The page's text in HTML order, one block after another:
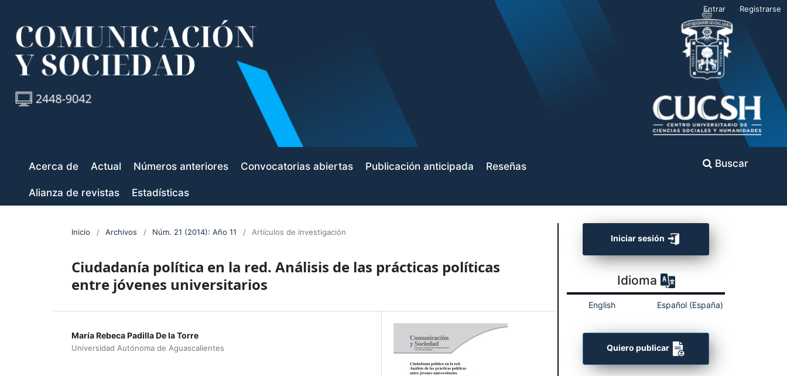
Acerca de Actual Números anteriores Convocatorias abiertas Publicación anticipada Reseñas
Alianza de revistas Estadísticas
Buscar
Entrar Registrarse
Inicio / Archivos / Núm. 21 (2014): Año 11 / Artículos de investigación
Ciudadanía política en la red. Análisis de las prácticas políticas
entre jóvenes universitarios
María Rebeca Padilla De la Torre
Universidad Autónoma de Aguascalientes
Iniciar sesión
Idioma
English Español (España)
Quiero publicar